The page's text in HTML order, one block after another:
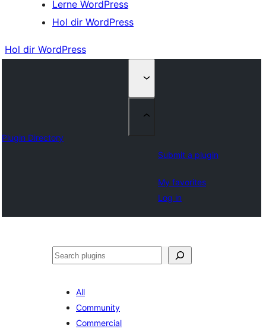
Lerne WordPress
Hol dir WordPress
Hol dir WordPress
Plugin Directory
Submit a plugin
My favorites
Log in
Suchen
All
Community
Commercial